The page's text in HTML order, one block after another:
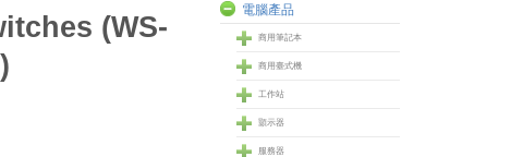
(WS-
電腦產品
商用筆記本
商用臺式機
工作站
顥示器
服務器